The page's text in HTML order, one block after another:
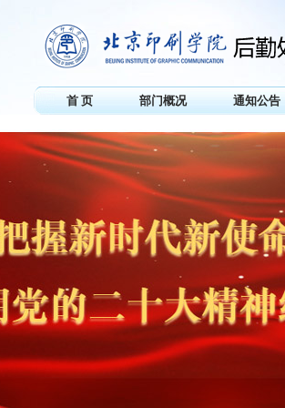
首 页 部门概况 通知公告